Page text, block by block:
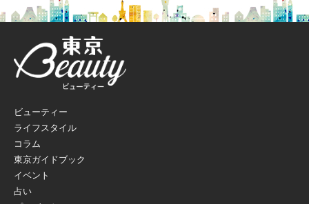
ビューティー
ライフスタイル
コラム
東京ガイドブック
イベント
占い